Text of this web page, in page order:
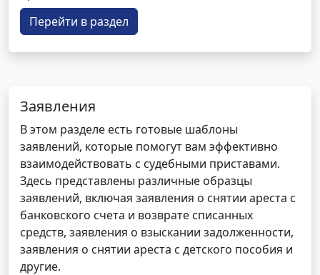
Перейти в раздел
Заявления
В этом разделе есть готовые шаблоны
заявлений, которые помогут вам эффективно
взаимодействовать с судебными приставами.
Здесь представлены различные образцы
заявлений, включая заявления о снятии ареста с
банковского счета и возврате списанных
средств, заявления о взыскании задолженности,
заявления о снятии ареста с детского пособия и
другие.